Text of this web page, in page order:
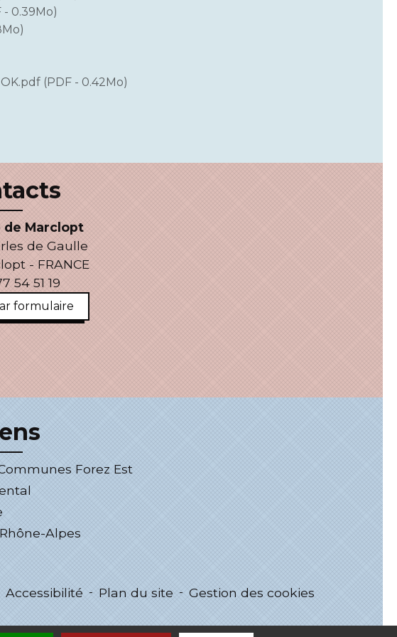
- 0.39Mo)
(PDF - 0.42Mo)
de Marclopt
de Gaulle
- FRANCE
54 51 19
formulaire
Forez Est
Alpes
Accessibilité - Plan du site - Gestion des cookies